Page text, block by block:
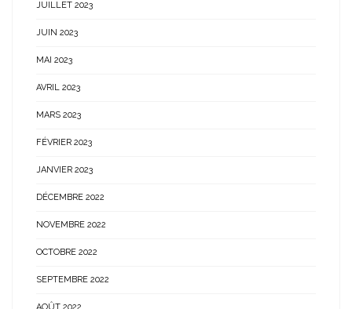
JUILLET 2023
JUIN 2023
MAI 2023
AVRIL 2023
MARS 2023
FÉVRIER 2023
JANVIER 2023
DÉCEMBRE 2022
NOVEMBRE 2022
OCTOBRE 2022
SEPTEMBRE 2022